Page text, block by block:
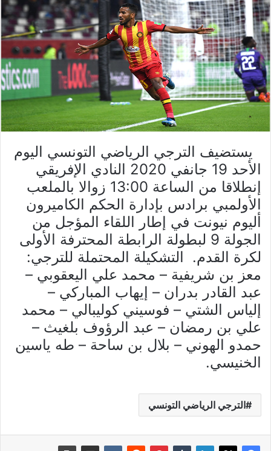
يستضيف الترجي الرياضي التونسي اليوم
الأحد 19 جانفي 2020 النادي الإفريقي
إنطلاقا من الساعة 13:00 زوالا بالملعب
الأولمبي برادس بإدارة الحكم الكاميرون
أليوم نيونت في إطار اللقاء المؤجل من
الجولة 9 لبطولة الرابطة المحترفة الأولى
لكرة القدم. التشكيلة المحتملة للترجي:
معز بن شريفية – محمد علي اليعقوبي –
عبد القادر بدران – إيهاب المباركي –
إلياس الشتي – فوسيني كوليبالي – محمد
علي بن رمضان – عبد الرؤوف بلغيث –
حمدو الهوني – بلال بن ساحة – طه ياسين
الخنيسي.
الترجي الرياضي التونسي